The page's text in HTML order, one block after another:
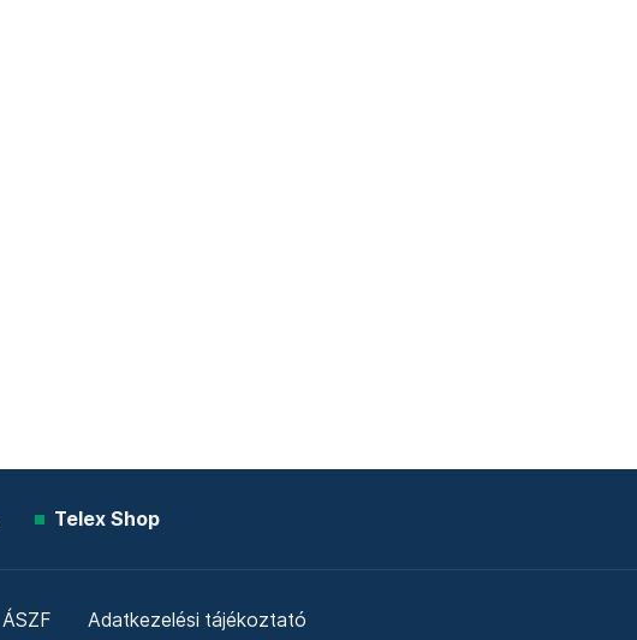
Telex Shop
ÁSZF Adatkezelési tájékoztató